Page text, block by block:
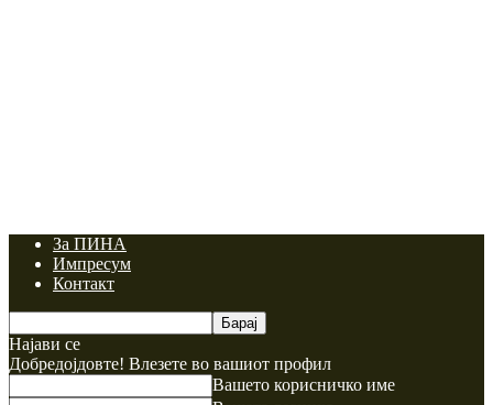
За ПИНА
Импресум
Контакт
Најави се
Добредојдовте! Влезете во вашиот профил
Вашето корисничко име